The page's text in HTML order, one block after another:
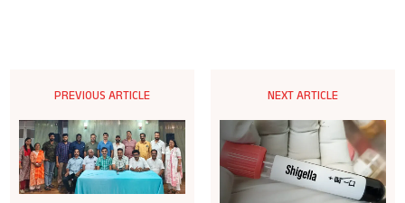
PREVIOUS ARTICLE NEXT ARTICLE